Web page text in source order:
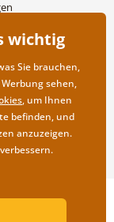
von
wichtig
Sie brauchen,
sehen,
, um Ihnen
befinden, und
anzuzeigen.